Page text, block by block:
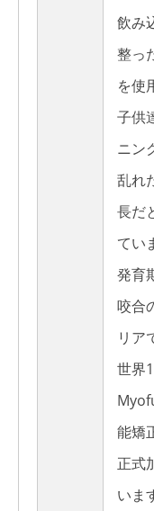
飲み
整っ
を使
子供
ニン
乱れ
長だ
てい
発育
咬合
リア
世界
能矯
正式
いま